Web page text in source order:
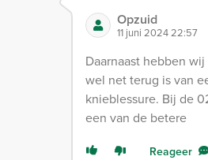
Opzuid
11 juni 2024 22:57
Daarnaast hebben
wel net terug is van
knieblessure. Bij de
een van de betere
Reageer